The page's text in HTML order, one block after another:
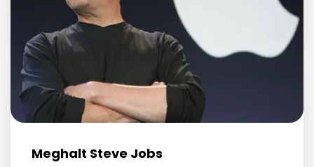
Meghalt Steve Jobs